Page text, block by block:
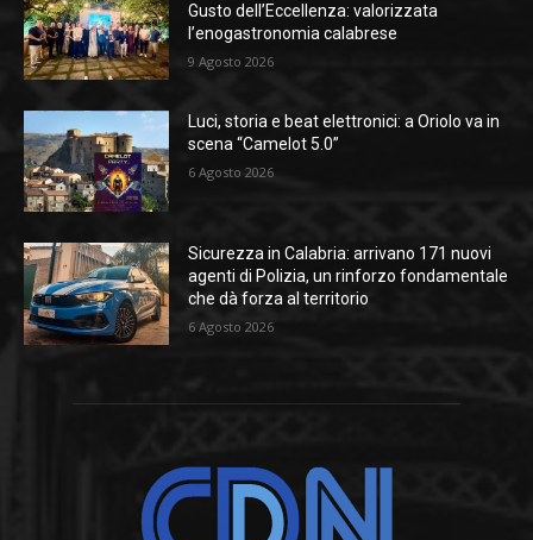
Gusto dell’Eccellenza: valorizzata
l’enogastronomia calabrese
9 Agosto 2026
Luci, storia e beat elettronici: a Oriolo va in
scena “Camelot 5.0”
6 Agosto 2026
Sicurezza in Calabria: arrivano 171 nuovi
agenti di Polizia, un rinforzo fondamentale
che dà forza al territorio
6 Agosto 2026